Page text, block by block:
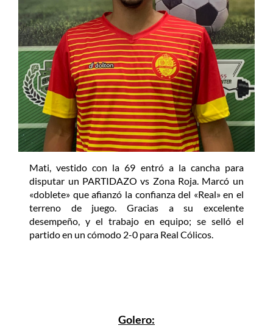
Mati, vestido con la 69 entró a la cancha para
disputar un PARTIDAZO vs Zona Roja. Marcó un
«doblete» que afianzó la confianza del «Real» en el
terreno de juego. Gracias a su excelente
desempeño, y el trabajo en equipo; se selló el
partido en un cómodo 2-0 para Real Cólicos.
Golero: